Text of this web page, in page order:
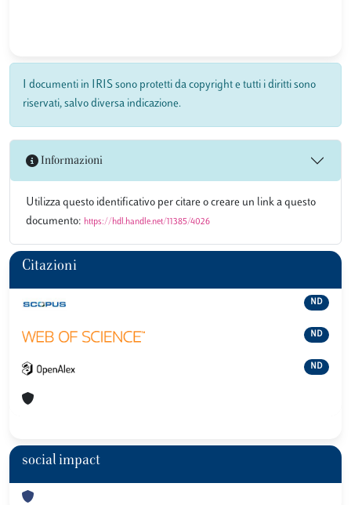
I documenti in IRIS sono protetti da copyright e tutti i diritti sono
riservati, salvo diversa indicazione.
Informazioni
Utilizza questo identificativo per citare o creare un link a questo
documento: https://hdl.handle.net/11385/4026
Citazioni
ND
ND
ND
social impact